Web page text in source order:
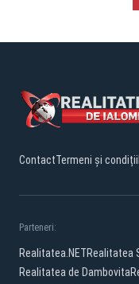
ContactTermeni și condiții
Parteneri:
Realitatea.NETRealitatea
Realitatea de Dambovita